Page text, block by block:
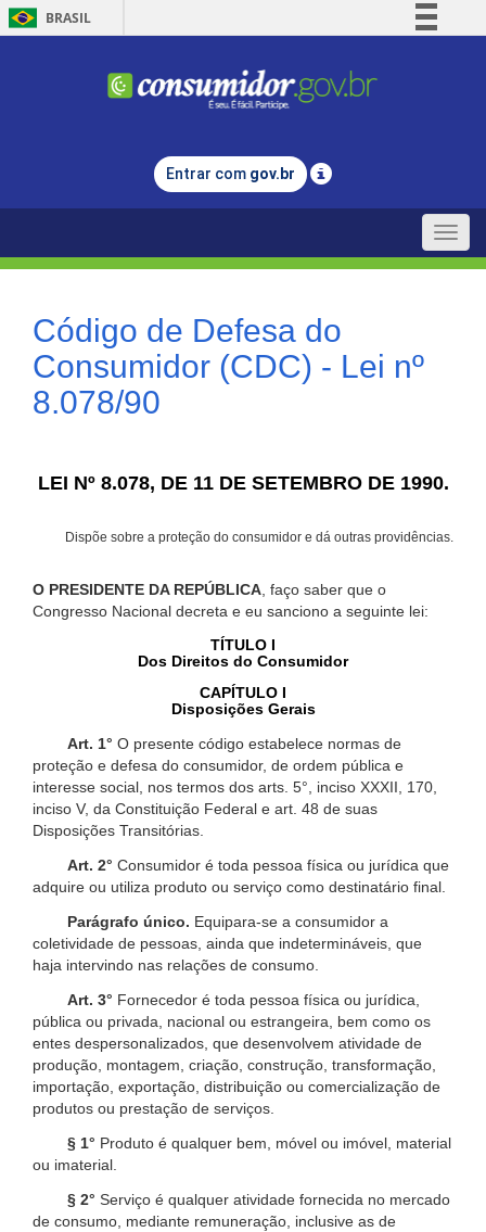
BRASIL
Comunica BR
Legislação
Entrar com gov.br
Toggle
Código de Defesa do
Consumidor (CDC) - Lei nº
8.078/90
LEI Nº 8.078, DE 11 DE SETEMBRO DE 1990.
Dispõe sobre a proteção do consumidor e dá outras providências.
O PRESIDENTE DA REPÚBLICA , faço saber que o
Congresso Nacional decreta e eu sanciono a seguinte lei:
TÍTULO I
Dos Direitos do Consumidor
CAPÍTULO I
Disposições Gerais
Art. 1° O presente código estabelece normas de
proteção e defesa do consumidor, de ordem pública e
interesse social, nos termos dos arts. 5°, inciso XXXII, 170,
inciso V, da Constituição Federal e art. 48 de suas
Disposições Transitórias.
Art. 2° Consumidor é toda pessoa física ou jurídica que
adquire ou utiliza produto ou serviço como destinatário final.
Parágrafo único. Equipara-se a consumidor a
coletividade de pessoas, ainda que indetermináveis, que
haja intervindo nas relações de consumo.
Art. 3° Fornecedor é toda pessoa física ou jurídica,
pública ou privada, nacional ou estrangeira, bem como os
entes despersonalizados, que desenvolvem atividade de
produção, montagem, criação, construção, transformação,
importação, exportação, distribuição ou comercialização de
produtos ou prestação de serviços.
§ 1° Produto é qualquer bem, móvel ou imóvel, material
ou imaterial.
§ 2° Serviço é qualquer atividade fornecida no mercado
de consumo, mediante remuneração, inclusive as de